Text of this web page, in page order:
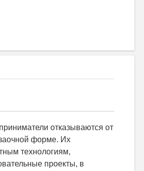
отказываются от
форме. Их
технологиям,
проекты, в